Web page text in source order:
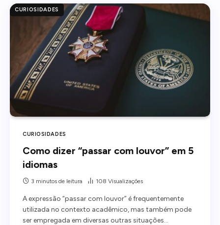
CURIOSIDADES
CURIOSIDADES
Como dizer “passar com louvor” em 5
idiomas
3 minutos de leitura 108 Visualizações
A expressão “passar com louvor” é frequentemente
utilizada no contexto acadêmico, mas também pode
ser empregada em diversas outras situações…